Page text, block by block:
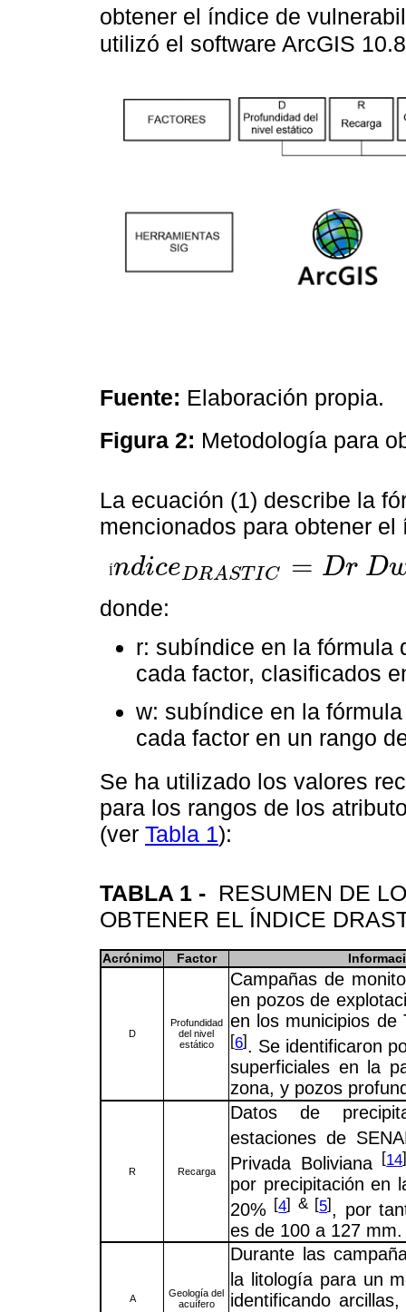
obtener el índice de
utilizó el software ArcGIS
Fuente: Elaboración propia.
Figura 2: Metodología para
La ecuación (1) describe la
mencionados para obtener el
ÍndiceDRAST IC = Dr D
Í n diceDRASTI C =D r Dw + R r R + A Aw + Sw +
donde:
r: subíndice en la fórmula
cada factor, clasificados
w: subíndice en la
cada factor en un rango
Se ha utilizado los valores
para los rangos de los
(ver Tabla 1):
TABLA 1 - RESUMEN DE
OBTENER EL ÍNDICE
Acrónimo Factor
D
Profundidad
del nivel
estático
Campañas de
en pozos de
en los municipios de
[6] . Se identificaron
superficiales en la
zona, y pozos
R Recarga
Datos de
estaciones de
Privada Boliviana [14
por precipitación en
20% [4] & [5], por
es de 100 a 127 mm.
A
Geología del
acuífero
Durante las
la litología para un
identificando